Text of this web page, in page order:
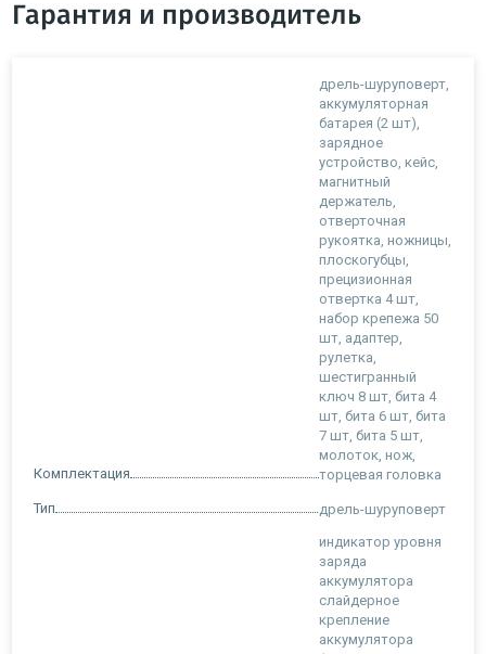
Гарантия и производитель
Комплектация
дрель-шуруповерт,
аккумуляторная
батарея (2 шт),
зарядное
устройство, кейс,
магнитный
держатель,
отверточная
рукоятка, ножницы,
плоскогубцы,
прецизионная
отвертка 4 шт,
набор крепежа 50
шт, адаптер,
рулетка,
шестигранный
ключ 8 шт, бита 4
шт, бита 6 шт, бита
7 шт, бита 5 шт,
молоток, нож,
торцевая головка
Тип
дрель-шуруповерт
индикатор уровня
заряда
аккумулятора
слайдерное
крепление
аккумулятора